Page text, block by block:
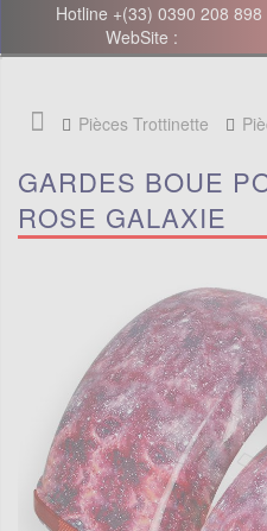
Hotline +(33) 0390 208
WebSite :
Pièces Trottinette
GARDES BOUE
ROSE GALAXIE